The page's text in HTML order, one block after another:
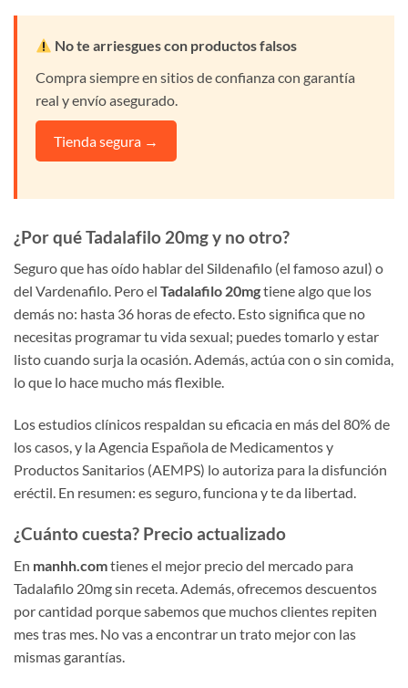
No te arriesgues con productos falsos
Compra siempre en sitios de confianza con garantía
real y envío asegurado.
Tienda segura →
¿Por qué Tadalafilo 20mg y no otro?
Seguro que has oído hablar del Sildenafilo (el famoso azul) o
del Vardenafilo. Pero el Tadalafilo 20mgtiene algo que los
demás no: hasta 36 horas de efecto. Esto significa que no
necesitas programar tu vida sexual; puedes tomarlo y estar
listo cuando surja la ocasión. Además, actúa con o sin comida,
lo que lo hace mucho más flexible.
Los estudios clínicos respaldan su eficacia en más del 80% de
los casos, y la Agencia Española de Medicamentos y
Productos Sanitarios (AEMPS) lo autoriza para la disfunción
eréctil. En resumen: es seguro, funciona y te da libertad.
¿Cuánto cuesta? Precio actualizado
En manhh.comtienes el mejor precio del mercado para
Tadalafilo 20mg sin receta. Además, ofrecemos descuentos
por cantidad porque sabemos que muchos clientes repiten
mes tras mes. No vas a encontrar un trato mejor con las
mismas garantías.